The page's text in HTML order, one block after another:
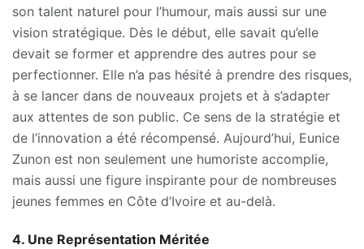
son talent naturel pour l’humour, mais aussi sur une
vision stratégique. Dès le début, elle savait qu’elle
devait se former et apprendre des autres pour se
perfectionner. Elle n’a pas hésité à prendre des risques,
à se lancer dans de nouveaux projets et à s’adapter
aux attentes de son public. Ce sens de la stratégie et
de l’innovation a été récompensé. Aujourd’hui, Eunice
Zunon est non seulement une humoriste accomplie,
mais aussi une figure inspirante pour de nombreuses
jeunes femmes en Côte d’Ivoire et au-delà.
4. Une Représentation Méritée